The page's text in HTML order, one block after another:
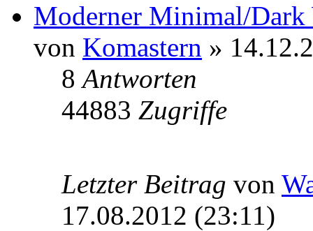
Moderner Minimal/Dark
von Komastern »
8Antworten
44883 Zugriffe
Letzter Beitrag von
17.08.2012 (23:11)